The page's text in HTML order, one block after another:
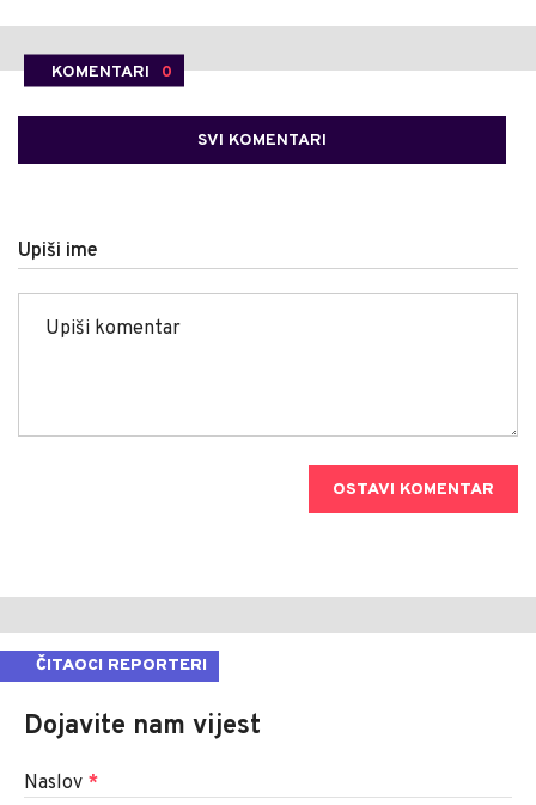
KOMENTARI 0
SVI KOMENTARI
Upiši ime
OSTAVI KOMENTAR
ČITAOCI REPORTERI
Dojavite nam vijest
Naslov *